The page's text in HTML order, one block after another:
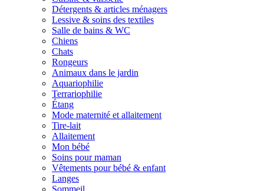
Détergents & articles ménagers
Lessive & soins des textiles
Salle de bains & WC
Chiens
Chats
Rongeurs
Animaux dans le jardin
Aquariophilie
Terrariophilie
Étang
Mode maternité et allaitement
Tire-lait
Allaitement
Mon bébé
Soins pour maman
Vêtements pour bébé & enfant
Langes
Sommeil